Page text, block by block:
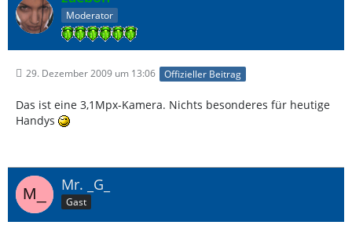
Moderator
29. Dezember 2009 um 13:06 Offizieller Beitrag
Das ist eine 3,1Mpx-Kamera. Nichts besonderes für heutige
Handys
Mr. _G_
Gast